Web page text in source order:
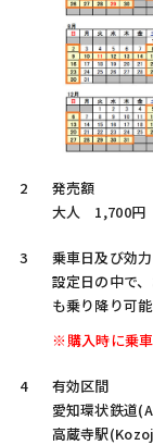
発売額
大人 1,700
乗車日及び効力
設定日の中で
も乗り降り可能
購入時に乗
有効区間
愛知環状鉄道
高蔵寺駅